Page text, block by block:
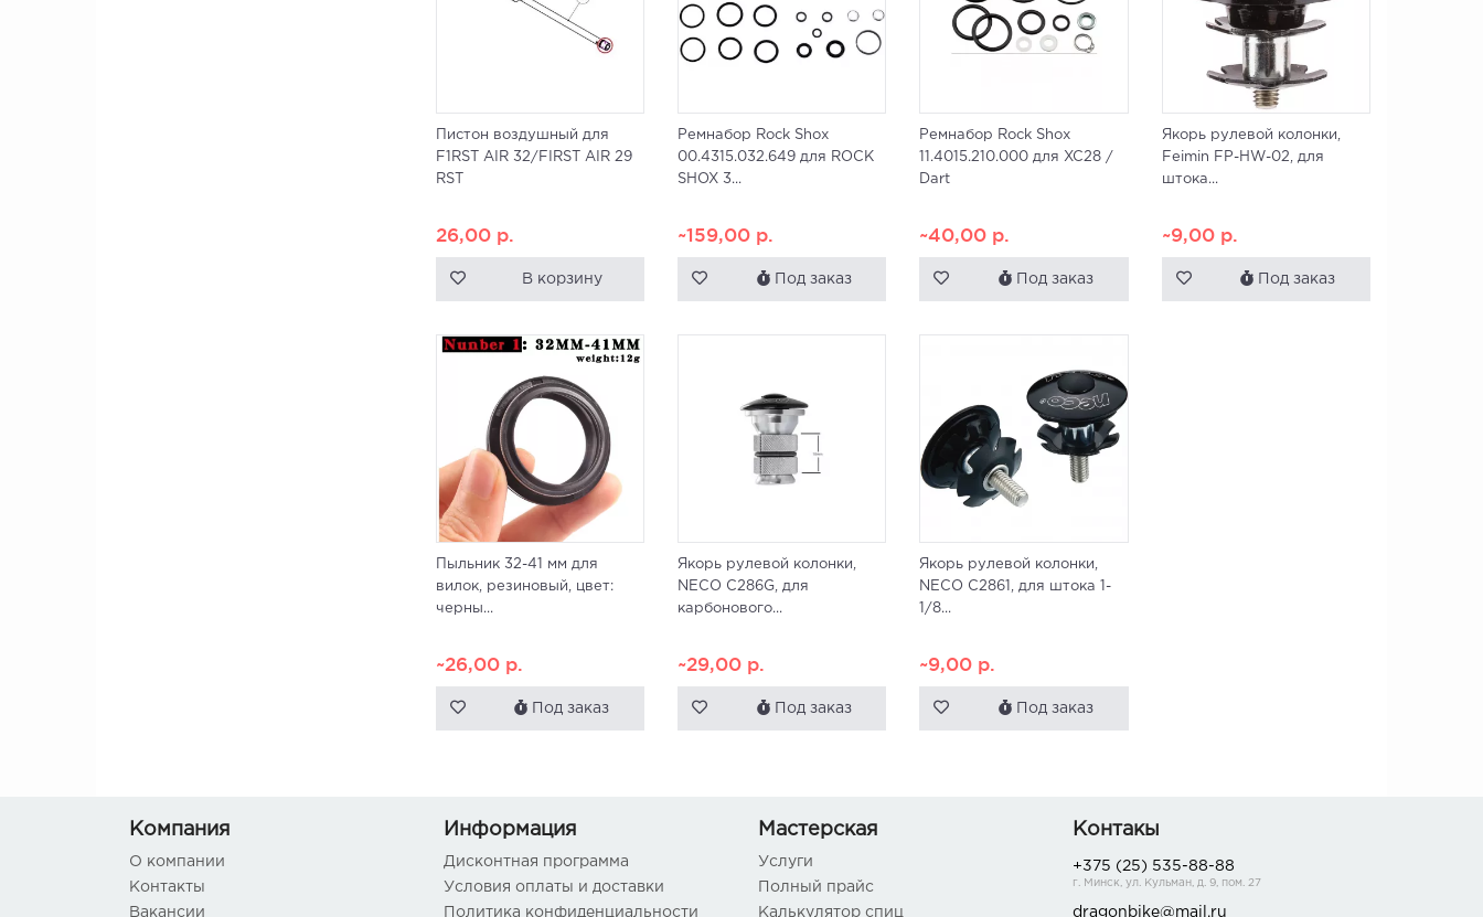
Пистон воздушный для
F1RST AIR 32/FIRST AIR 29
RST
26,00 р.
В корзину
Ремнабор Rock Shox
00.4315.032.649 для ROCK
SHOX 3...
~159,00 р.
Под заказ
Ремнабор Rock Shox
11.4015.210.000 для XC28 /
Dart
~40,00 р.
Под заказ
Якорь рулевой колонки,
Feimin FP-HW-02, для
штока...
~9,00 р.
Под заказ
Пыльник 32-41 мм для
вилок, резиновый, цвет:
черны...
~26,00 р.
Под заказ
Якорь рулевой колонки,
NECO C286G, для
карбонового...
~29,00 р.
Под заказ
Якорь рулевой колонки,
NECO C2861, для штока 1-
1/8...
~9,00 р.
Под заказ
Компания
О компании
Контакты
Вакансии
Информация
Дисконтная программа
Условия оплаты и доставки
Политика конфиденциальности
Мастерская
Услуги
Полный прайс
Калькулятор спиц
Контакы
+375 (25) 535-88-88
г. Минск, ул. Кульман, д. 9, пом. 27
dragonbike@mail.ru